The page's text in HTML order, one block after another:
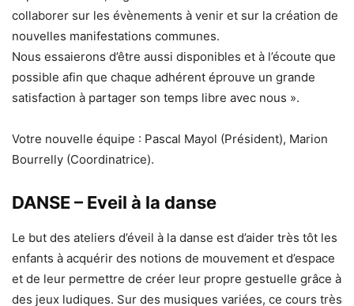
collaborer sur les évènements à venir et sur la création de
nouvelles manifestations communes.
Nous essaierons d’être aussi disponibles et à l’écoute que
possible afin que chaque adhérent éprouve un grande
satisfaction à partager son temps libre avec nous ».
Votre nouvelle équipe : Pascal Mayol (Président), Marion
Bourrelly (Coordinatrice).
DANSE – Eveil à la danse
Le but des ateliers d’éveil à la danse est d’aider très tôt les
enfants à acquérir des notions de mouvement et d’espace
et de leur permettre de créer leur propre gestuelle grâce à
des jeux ludiques. Sur des musiques variées, ce cours très